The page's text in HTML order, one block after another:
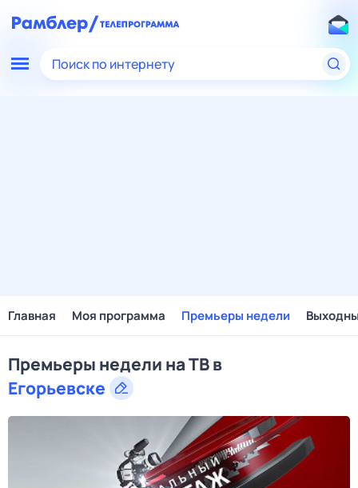
Поиск по интернету
Главная Моя программа Премьеры недели
Премьеры недели на ТВ в
Егорьевске